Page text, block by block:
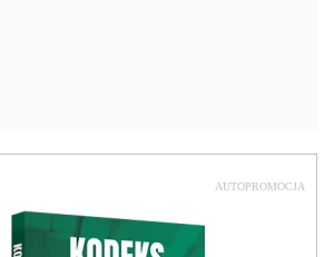
AUTOPROMOCJA